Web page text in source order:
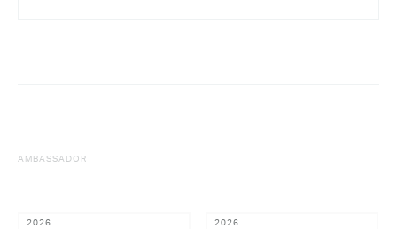
AMBASSADOR
2026 2026